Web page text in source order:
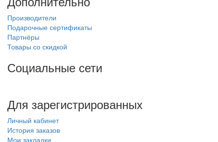
Производители
Подарочные сертификаты
Партнёры
Товары со скидкой
Социальные сети
Для зарегистрированных
Личный кабинет
История заказов
Мои закладки